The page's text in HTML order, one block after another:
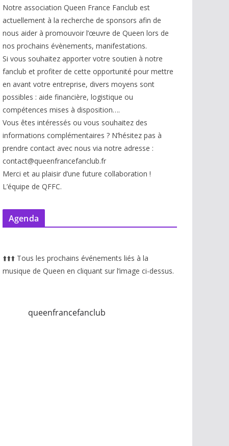
Notre association Queen France Fanclub est
actuellement à la recherche de sponsors afin de
nous aider à promouvoir l’œuvre de Queen lors de
nos prochains évènements, manifestations.
Si vous souhaitez apporter votre soutien à notre
fanclub et profiter de cette opportunité pour mettre
en avant votre entreprise, divers moyens sont
possibles : aide financière, logistique ou
compétences mises à disposition….
Vous êtes intéressés ou vous souhaitez des
informations complémentaires ? N’hésitez pas à
prendre contact avec nous via notre adresse :
contact@queenfrancefanclub.fr
Merci et au plaisir d’une future collaboration !
L’équipe de QFFC.
Agenda
⬆️⬆️⬆️ Tous les prochains événements liés à la
musique de Queen en cliquant sur l’image ci-dessus.
queenfrancefanclub